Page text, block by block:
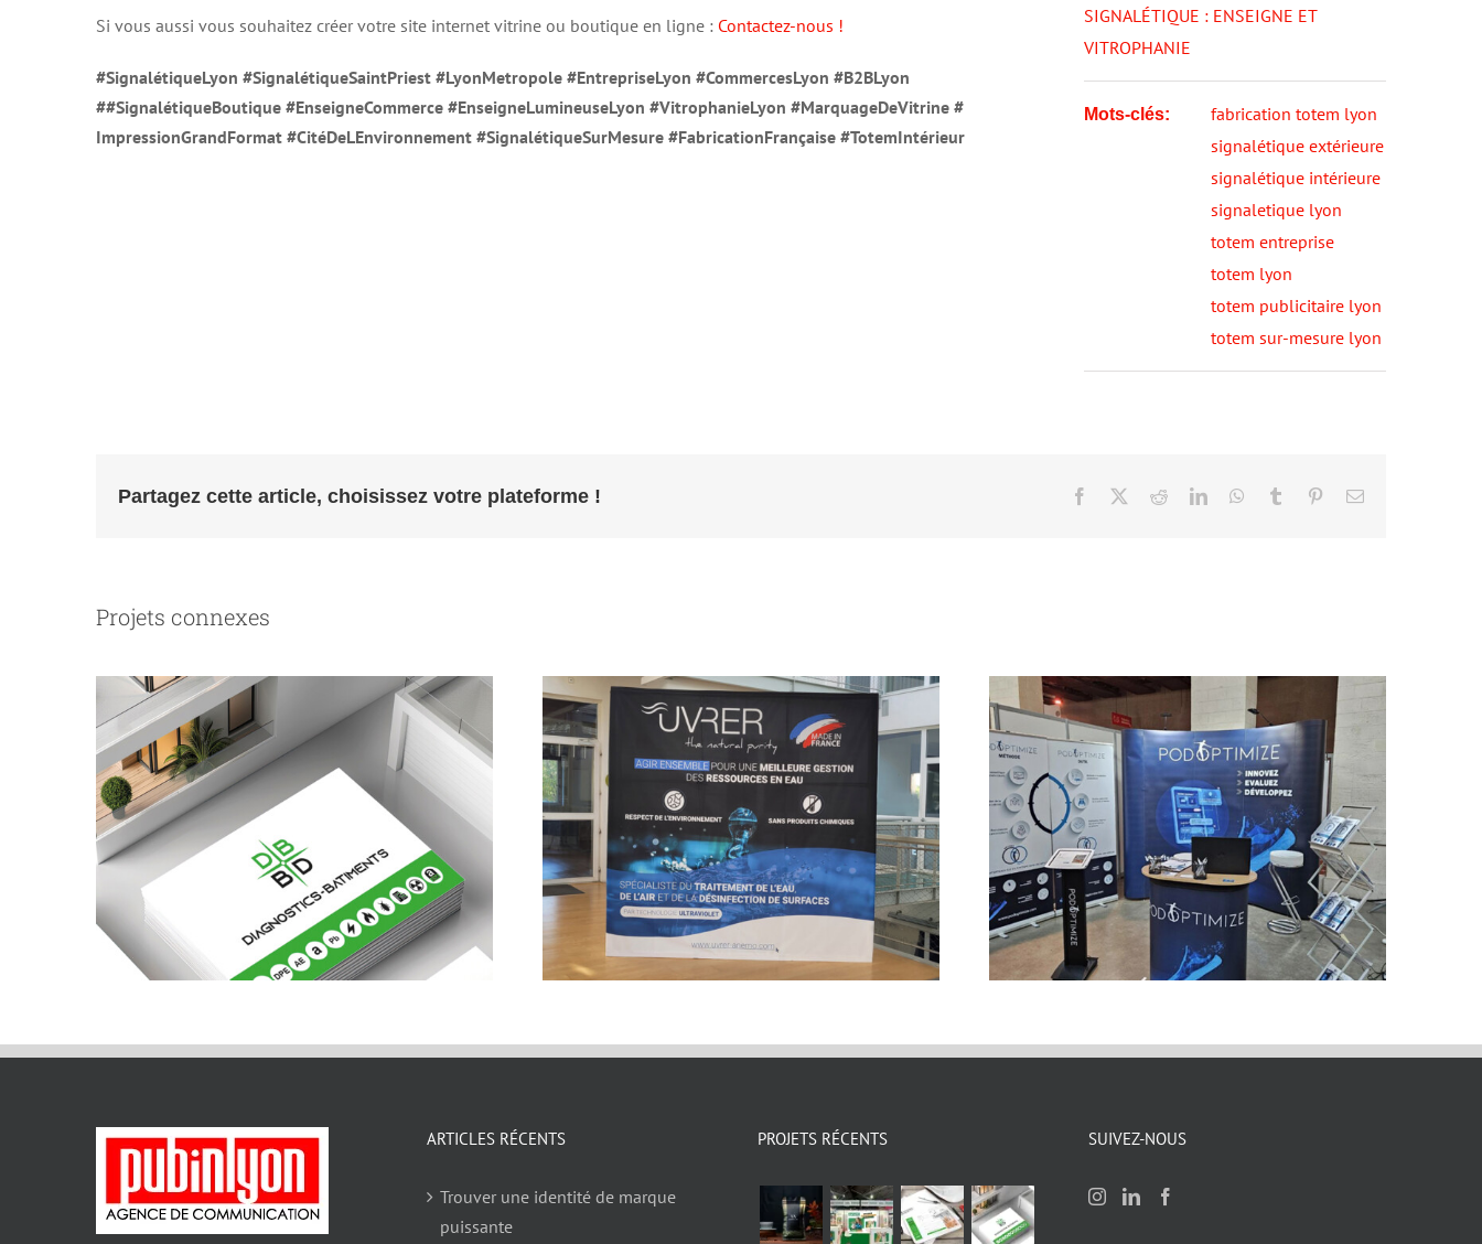
Si vous aussi vous souhaitez créer votre site internet vitrine ou boutique en ligne : Contactez-nous !
#SignalétiqueLyon #SignalétiqueSaintPriest #LyonMetropole #EntrepriseLyon #CommercesLyon #B2BLyon
##SignalétiqueBoutique #EnseigneCommerce #EnseigneLumineuseLyon #VitrophanieLyon #MarquageDeVitrine #
ImpressionGrandFormat #CitéDeLEnvironnement #SignalétiqueSurMesure #FabricationFrançaise #TotemIntérieur
SIGNALÉTIQUE : ENSEIGNE ET
VITROPHANIE
Mots-clés:
fabrication totem lyon
signalétique extérieure
signalétique intérieure
signaletique lyon
totem entreprise
totem lyon
totem publicitaire lyon
totem sur-mesure lyon
Partagez cette article, choisissez votre plateforme ! Facebook RedditLinkedInWhatsApp
Tumblr PinterestEmail
Projets connexes
ARTICLES RÉCENTS
Trouver une identité de marque
puissante
PROJETS RÉCENTS SUIVEZ-NOUS